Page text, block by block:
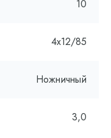
10
4х12/85
Ножничный
3,0